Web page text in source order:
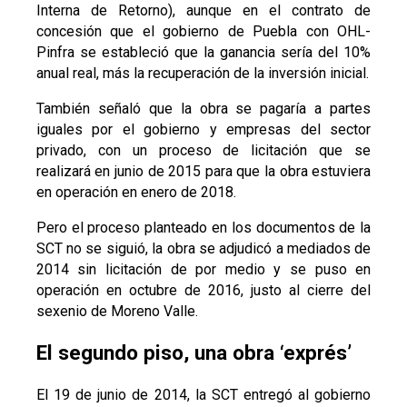
Interna de Retorno), aunque en el contrato de
concesión que el gobierno de Puebla con OHL-
Pinfra se estableció que la ganancia sería del 10%
anual real, más la recuperación de la inversión inicial.
También señaló que la obra se pagaría a partes
iguales por el gobierno y empresas del sector
privado, con un proceso de licitación que se
realizará en junio de 2015 para que la obra estuviera
en operación en enero de 2018.
Pero el proceso planteado en los documentos de la
SCT no se siguió, la obra se adjudicó a mediados de
2014 sin licitación de por medio y se puso en
operación en octubre de 2016, justo al cierre del
sexenio de Moreno Valle.
El segundo piso, una obra ‘exprés’
El 19 de junio de 2014, la SCT entregó al gobierno